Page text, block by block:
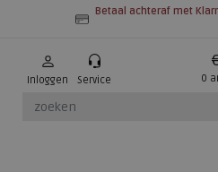
Betaal achteraf met
Inloggen Service 0